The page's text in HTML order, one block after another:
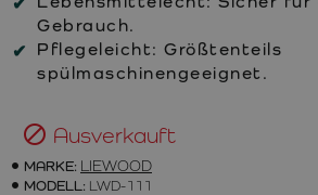
Gebrauch.
Pflegeleicht: Größtenteils
spülmaschinengeeignet.
Ausverkauft
MARKE: LIEWOOD
MODELL: LWD-111